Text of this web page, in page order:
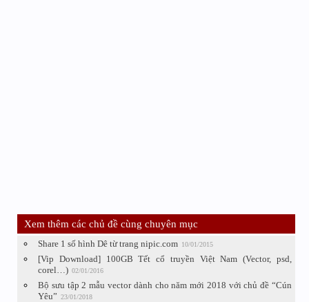
Xem thêm các chủ đề cùng chuyên mục
Share 1 số hình Dê từ trang nipic.com 10/01/2015
[Vip Download] 100GB Tết cổ truyền Việt Nam (Vector, psd,
corel…) 02/01/2016
Bộ sưu tập 2 mẫu vector dành cho năm mới 2018 với chủ đề “Cún
Yêu” 23/01/2018